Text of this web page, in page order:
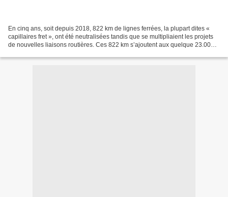
En cinq ans, soit depuis 2018, 822 km de lignes ferrées, la plupart dites «
capillaires fret », ont été neutralisées tandis que se multipliaient les projets
de nouvelles liaisons routières. Ces 822 km s’ajoutent aux quelque 23.000